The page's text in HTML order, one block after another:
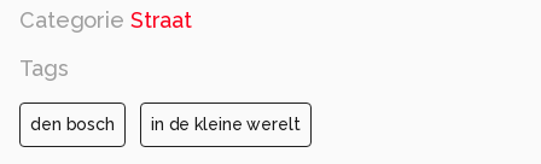
Categorie Straat
Tags
den bosch in de kleine werelt